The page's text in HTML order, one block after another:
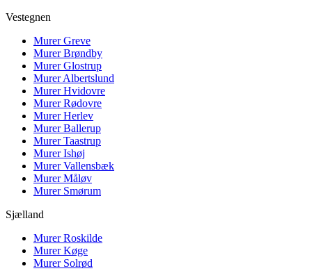
Vestegnen
MurerGreve
MurerBrøndby
MurerGlostrup
MurerAlbertslund
MurerHvidovre
MurerRødovre
MurerHerlev
MurerBallerup
MurerTaastrup
MurerIshøj
MurerVallensbæk
MurerMåløv
Murer Smørum
Sjælland
MurerRoskilde
MurerKøge
Murer Solrød